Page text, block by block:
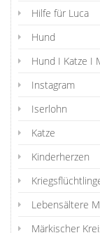
Hilfe für Luca
Hund
Hund I Katze I
Instagram
Iserlohn
Katze
Kinderherzen
Lebensältere
Märkischer